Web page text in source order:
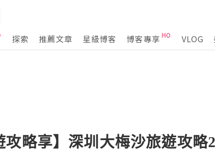
探索
推薦文章 星級博客 博客專享 VLOG
略享】深圳大梅沙旅遊攻略